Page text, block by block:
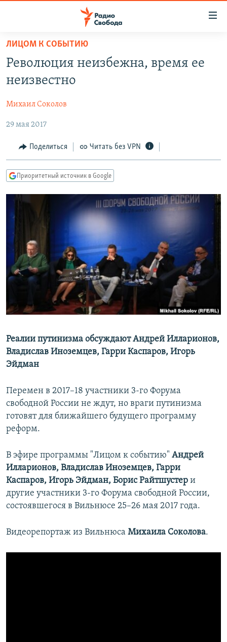
упрощенного
доступа
основному
Вернутся
главной
навигации
Вернутся
поиску
ЦИТАТЫ СВОБОДЫ
МНЕНИЯ
КУЛЬТУРА
IDEL.РЕАЛИИ
КАВКАЗ.РЕАЛИИ
СЕВЕР.РЕАЛИИ
СИБИРЬ.РЕАЛИИ
РАСПИСАНИЕ ВЕЩАНИЯ
ПОДПИШИТЕСЬ НА РАССЫЛКУ
СОЦИАЛЬНЫЕ СЕТИ
Все сайты РСЕ/РС
ЛИЦОМ К СОБЫТИЮ
Революция неизбежна, время ее
неизвестно
Михаил Соколов
29 мая 2017
Поделиться Читать без VPN
Приоритетный источник в Google
Реалии путинизма обсуждают Андрей Илларионов,
Владислав Иноземцев, Гарри Каспаров, Игорь
Эйдман
Перемен в 2017–18 участники 3-го Форума
свободной России не ждут, но враги путинизма
готовят для ближайшего будущего программу
реформ.
В эфире программы "Лицом к событию" Андрей
Илларионов, Владислав Иноземцев, Гарри
Каспаров, Игорь Эйдман, Борис Райтшустер и
другие участники 3-го Форума свободной России,
состоявшегося в Вильнюсе 25–26 мая 2017 года.
Видеорепортаж из Вильнюса Михаила Соколова.